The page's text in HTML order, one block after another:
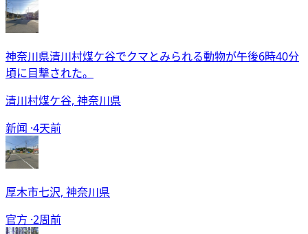
神奈川県清川村煤ケ谷でクマとみられる動物が午後6時40分
頃に目撃された。
清川村煤ケ谷, 神奈川県
新闻 ·4天前
厚木市七沢, 神奈川県
官方 ·2周前